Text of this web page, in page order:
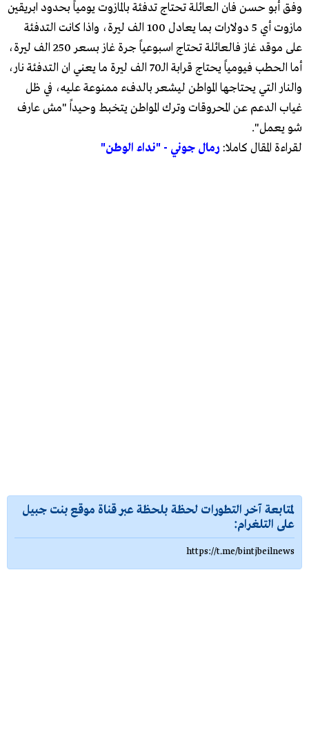
وفق أبو حسن فان العائلة تحتاج تدفئة بالمازوت يومياً بحدود ابريقين
مازوت أي 5 دولارات بما يعادل 100 الف ليرة، واذا كانت التدفئة
على موقد غاز فالعائلة تحتاج اسبوعياً جرة غاز بسعر 250 الف ليرة،
أما الحطب فيومياً يحتاج قرابة الـ70 الف ليرة ما يعني ان التدفئة نار،
والنار التي يحتاجها المواطن ليشعر بالدفء ممنوعة عليه، في ظل
غياب الدعم عن المحروقات وترك المواطن يتخبط وحيداً "مش عارف
شو يعمل".
لقراءة المقال كاملا: رمال جوني - "نداء الوطن"
لمتابعة آخر التطورات لحظة بلحظة عبر قناة موقع بنت جبيل
على التلغرام:
https://t.me/bintjbeilnews